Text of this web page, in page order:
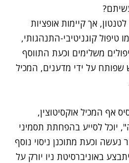
אך קיימות אופציות
טיפול קוגניטיבי-התנהגותי,
משלימים וכעת התווסף
על ידי מדענים, המכיל
אף המכיל אוקסיטוצין,
", יוכל לסייע בהפחתת תסמיני
נעשה וכעת מתוכנן ניסוי נוסף
באוניברסיטת ניו יורק על